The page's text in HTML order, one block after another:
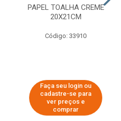
PAPEL TOALHA CREME
20X21CM
Código: 33910
Faça seu login ou
cadastre-se para
ver preços e
comprar